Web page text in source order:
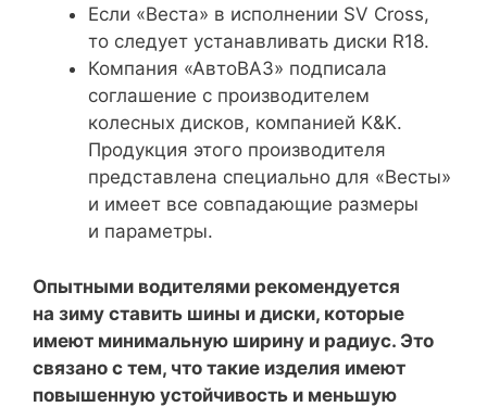
Если «Веста» в исполнении SV Cross,
то следует устанавливать диски R18.
Компания «АвтоВАЗ» подписала
соглашение с производителем
колесных дисков, компанией K&K.
Продукция этого производителя
представлена специально для «Весты»
и имеет все совпадающие размеры
и параметры.
Опытными водителями рекомендуется
на зиму ставить шины и диски, которые
имеют минимальную ширину и радиус. Это
связано с тем, что такие изделия имеют
повышенную устойчивость и меньшую